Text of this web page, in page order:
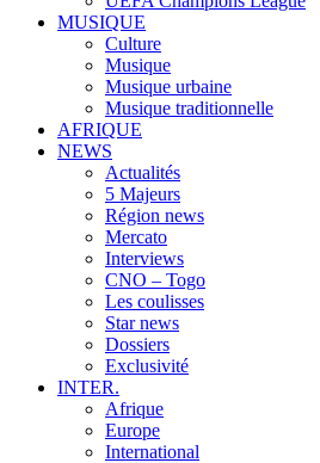
MUSIQUE
Culture
Musique
Musique urbaine
Musique traditionnelle
AFRIQUE
NEWS
Actualités
5 Majeurs
Région news
Mercato
Interviews
CNO – Togo
Les coulisses
Star news
Dossiers
Exclusivité
INTER.
Afrique
Europe
International